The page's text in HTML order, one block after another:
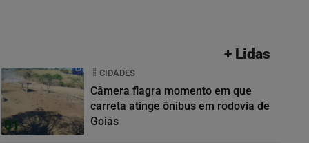
+ Lidas
01
CIDADES
Câmera flagra momento em que
carreta atinge ônibus em rodovia de
Goiás